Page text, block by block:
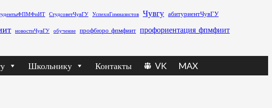
СтудсоветЧувГУ УспехиГимназистов Чувгу абитуриентЧувГУ
новостиЧувГУ обучение профбюро_фпмфиит профориентация_фпмфиит
Школьнику Контакты VK MAX